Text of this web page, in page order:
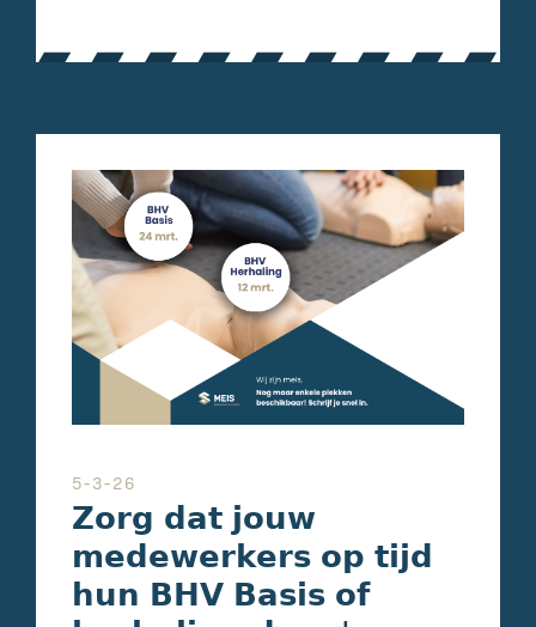
5-3-26
𝗭𝗼𝗿𝗴 𝗱𝗮𝘁 𝗷𝗼𝘂𝘄
𝗺𝗲𝗱𝗲𝘄𝗲𝗿𝗸𝗲𝗿𝘀 𝗼𝗽 𝘁𝗶𝗷𝗱
𝗵𝘂𝗻 𝗕𝗛𝗩 𝗕𝗮𝘀𝗶𝘀 𝗼𝗳